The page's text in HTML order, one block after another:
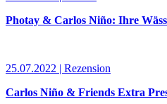
Photay & Carlos Niño: Ihre
25.07.2022 | Rezension
Carlos Niño & Friends Extra